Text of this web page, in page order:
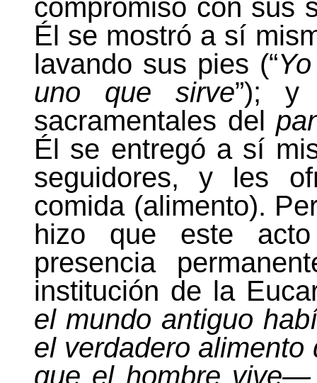
compromiso con sus
Él se mostró a sí
lavando sus pies (“
uno que sirve”); y
sacramentales del
Él se entregó a sí
seguidores, y les
comida (alimento).
hizo que este
presencia
institución de la
el mundo antiguo
el verdadero
que el hombre